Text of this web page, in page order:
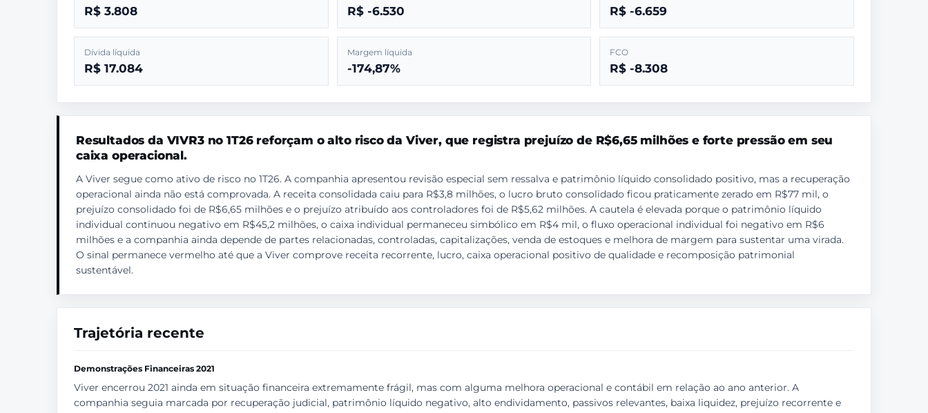
R$ 3.808 R$ -6.530 R$ -6.659
Dívida líquida
R$ 17.084
Margem líquida
-174,87%
FCO
R$ -8.308
Resultados da VIVR3 no 1T26 reforçam o alto risco da Viver, que registra prejuízo de R$6,65 milhões e forte pressão em seu
caixa operacional.
A Viver segue como ativo de risco no 1T26. A companhia apresentou revisão especial sem ressalva e patrimônio líquido consolidado positivo, mas a recuperação
operacional ainda não está comprovada. A receita consolidada caiu para R$3,8 milhões, o lucro bruto consolidado ficou praticamente zerado em R$77 mil, o
prejuízo consolidado foi de R$6,65 milhões e o prejuízo atribuído aos controladores foi de R$5,62 milhões. A cautela é elevada porque o patrimônio líquido
individual continuou negativo em R$45,2 milhões, o caixa individual permaneceu simbólico em R$4 mil, o fluxo operacional individual foi negativo em R$6
milhões e a companhia ainda depende de partes relacionadas, controladas, capitalizações, venda de estoques e melhora de margem para sustentar uma virada.
O sinal permanece vermelho até que a Viver comprove receita recorrente, lucro, caixa operacional positivo de qualidade e recomposição patrimonial
sustentável.
Trajetória recente
Demonstrações Financeiras 2021
Viver encerrou 2021 ainda em situação financeira extremamente frágil, mas com alguma melhora operacional e contábil em relação ao ano anterior. A
companhia seguia marcada por recuperação judicial, patrimônio líquido negativo, alto endividamento, passivos relevantes, baixa liquidez, prejuízo recorrente e